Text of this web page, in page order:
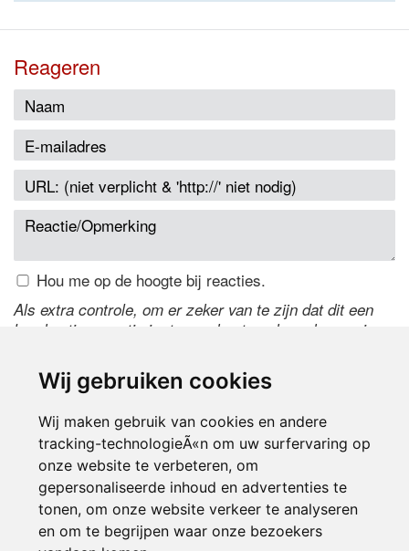
Wij gebruiken cookies
Wij maken gebruik van cookies en andere
tracking-technologieÃ«n om uw surfervaring op
onze website te verbeteren, om
gepersonaliseerde inhoud en advertenties te
tonen, om onze website verkeer te analyseren
en om te begrijpen waar onze bezoekers
Reageren
Hou me op de hoogte bij reacties.
Als extra controle, om er zeker van te zijn dat dit een
handmatige reactie is, typ onderstaande code over in
de code te wijzigen.